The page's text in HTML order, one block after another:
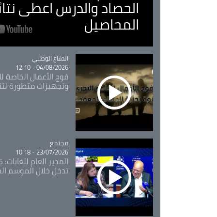
الحصاد والدرس اعطى
المحاصيل
Catégorie
الدفاع الوطني
04/08/2026 - 12:10
فوج الأعمال الخاصة
وتجهيزات متطورة
Catégorie
مجتمع
23/07/2026 - 10:18
تدخل خلال الموسم